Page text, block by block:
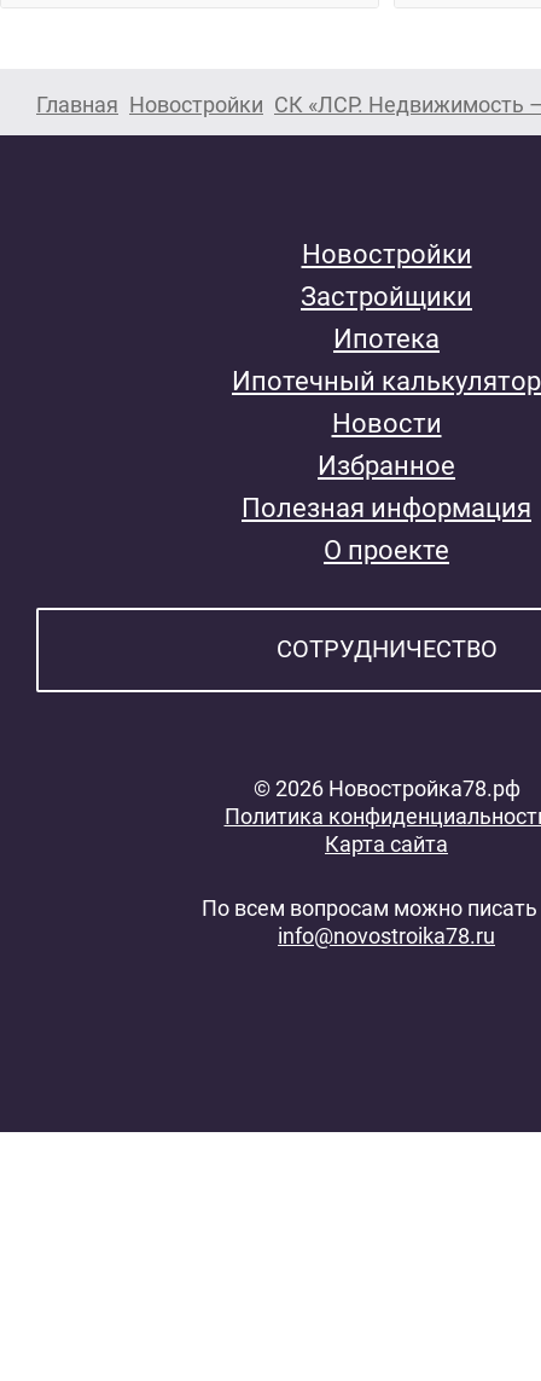
Главная Новостройки СК «ЛСР. Недвижимость
Новостройки
Застройщики
Ипотека
Ипотечный калькулятор
Новости
Избранное
Полезная информация
О проекте
СОТРУДНИЧЕСТВО
© 2026 Новостройка78.рф
Политика
Карта сайта
По всем вопросам можно писать
info@novostroika78.ru